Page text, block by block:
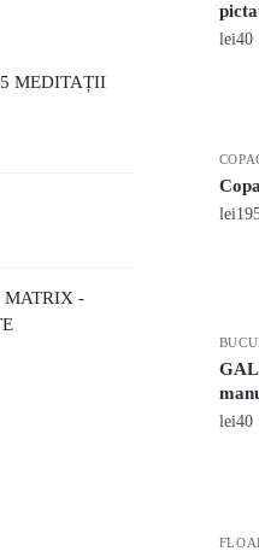
lei40
lei
lei40
MEDITAȚII
MATRIX -